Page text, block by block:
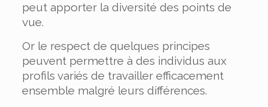
peut apporter la diversité des points de
vue.
Or le respect de quelques principes
peuvent permettre à des individus aux
profils variés de travailler efficacement
ensemble malgré leurs différences.